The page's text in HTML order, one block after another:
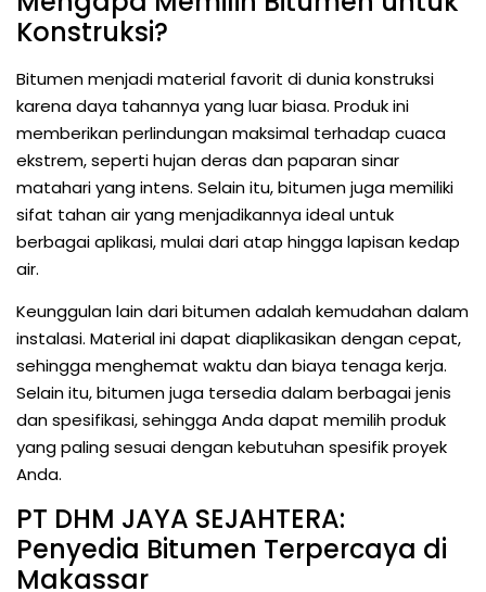
Konstruksi?
Bitumen menjadi material favorit di dunia konstruksi
karena daya tahannya yang luar biasa. Produk ini
memberikan perlindungan maksimal terhadap cuaca
ekstrem, seperti hujan deras dan paparan sinar
matahari yang intens. Selain itu, bitumen juga memiliki
sifat tahan air yang menjadikannya ideal untuk
berbagai aplikasi, mulai dari atap hingga lapisan kedap
air.
Keunggulan lain dari bitumen adalah kemudahan dalam
instalasi. Material ini dapat diaplikasikan dengan cepat,
sehingga menghemat waktu dan biaya tenaga kerja.
Selain itu, bitumen juga tersedia dalam berbagai jenis
dan spesifikasi, sehingga Anda dapat memilih produk
yang paling sesuai dengan kebutuhan spesifik proyek
Anda.
PT DHM JAYA SEJAHTERA:
Penyedia Bitumen Terpercaya di
Makassar